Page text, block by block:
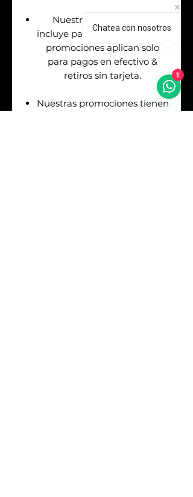
Nuestro precio regular
incluye pago con tarjetas. Las
promociones aplican solo
para pagos en efectivo &
retiros sin tarjeta.
Nuestras promociones tienen
Chatea con nosotros
1